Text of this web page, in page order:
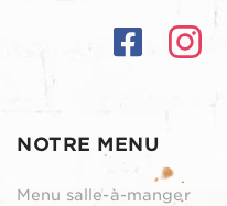
NOTRE MENU
Menu salle-à-manger